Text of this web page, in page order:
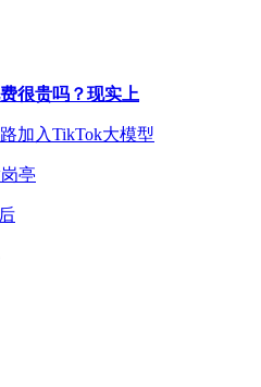
很贵吗？现实上
加入TikTok大模型
亭